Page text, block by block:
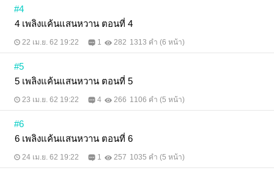
#4
4 เพลิงแค้นแสนหวาน ตอนที่ 4
22 เม.ย. 62 19:22 1 282 1313 คำ (6 หน้า)
#5
5 เพลิงแค้นแสนหวาน ตอนที่ 5
23 เม.ย. 62 19:22 4 266 1106 คำ (5 หน้า)
#6
6 เพลิงแค้นแสนหวาน ตอนที่ 6
24 เม.ย. 62 19:22 1 257 1035 คำ (5 หน้า)